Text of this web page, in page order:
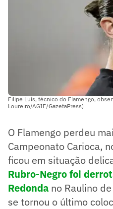
Filipe Luís, técnico do Flamengo,
Loureiro/AGIF/GazetaPress)
O Flamengo perdeu
Campeonato Carioca,
ficou em situação
Rubro-Negro foi
Redonda no Raulino
se tornou o último